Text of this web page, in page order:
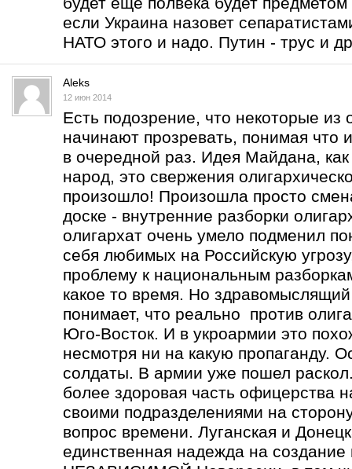
если Украина назовет
НАТО этого и надо. Путин - трус и
Aleks
12 июн 2014
Есть подозрение, что некоторые
начинают прозревать, понимая что
в очередной раз. Идея Майдана,
народ, это свержения
произошло! Произошла просто
доске - внутренние разборки
олигархат очень умело подменил
себя любимых на Российскую
проблему к национальным
какое то время. Но
понимает, что реально против
Юго-Восток. И в укроармии это
несмотря ни на какую пропаганду.
солдаты. В армии уже пошел
более здоровая часть офицерства
своими подразделениями на
вопрос времени. Луганская и
единственная надежда на